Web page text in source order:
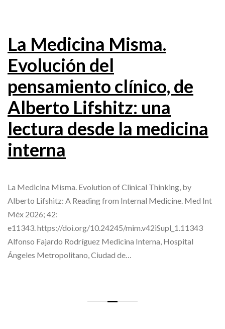
La Medicina Misma.
Evolución del
pensamiento clínico, de
Alberto Lifshitz: una
lectura desde la medicina
interna
La Medicina Misma. Evolution of Clinical Thinking, by
Alberto Lifshitz: A Reading from Internal Medicine. Med Int
Méx 2026; 42:
e11343. https://doi.org/10.24245/mim.v42iSupl_1.11343
Alfonso Fajardo Rodríguez Medicina Interna, Hospital
Ángeles Metropolitano, Ciudad de…